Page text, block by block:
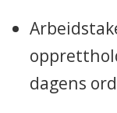
dagens